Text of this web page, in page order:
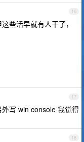
16
些活早就有人干了，
17
写 win console 我觉得
18